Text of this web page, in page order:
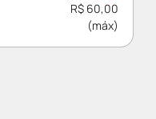
R$ 60,00